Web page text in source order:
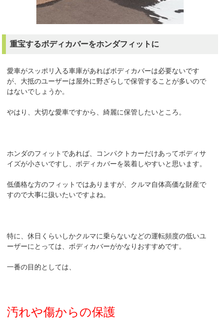
重宝するボディカバーをホンダフィットに
愛車がスッポリ入る車庫があればボディカバーは必要ないです
が、大抵のユーザーは屋外に野ざらしで保管することが多いので
はないでしょうか。
やはり、大切な愛車ですから、綺麗に保管したいところ。
ホンダのフィットであれば、コンパクトカーだけあってボディサ
イズが小さいですし、ボディカバーを装着しやすいと思います。
低価格な方のフィットではありますが、クルマ自体高価な財産で
すので大事に扱いたいですよね。
特に、休日くらいしかクルマに乗らないなどの運転頻度の低いユ
ーザーにとっては、ボディカバーがかなりおすすめです。
一番の目的としては、
汚れや傷からの保護